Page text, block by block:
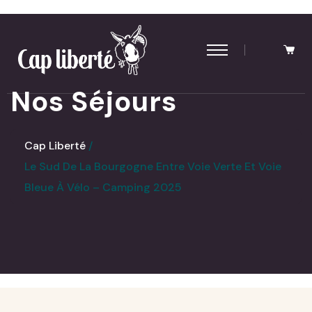
Nos Séjours
Cap Liberté
Le Sud De La Bourgogne Entre Voie Verte Et Voie
Bleue À Vélo – Camping 2025